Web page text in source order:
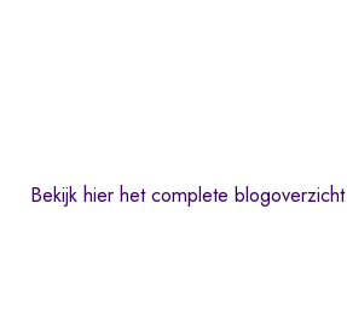
Bekijk hier het complete blogoverzicht